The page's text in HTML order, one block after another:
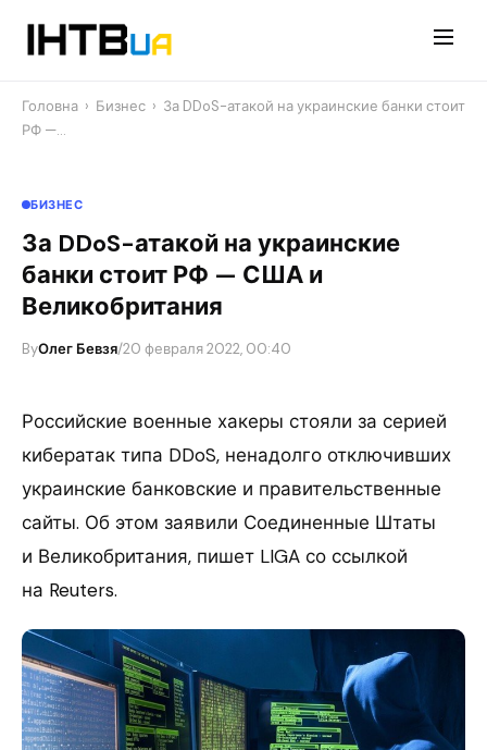
Головна › Бизнес › За DDoS-атакой на украинские банки стоит
РФ —…
БИЗНЕС
За DDoS-атакой на украинские
банки стоит РФ — США и
Великобритания
ByОлег Бевзя/20 февраля 2022, 00:40
Российские военные хакеры стояли за серией
кибератак типа DDoS, ненадолго отключивших
украинские банковские и правительственные
сайты. Об этом заявили Соединенные Штаты
и Великобритания, пишет LIGA со ссылкой
на Reuters.